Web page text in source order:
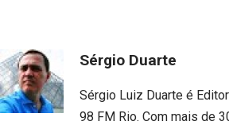
Sérgio Duarte
Sérgio Luiz Duarte é
98 FM Rio. Com mais de